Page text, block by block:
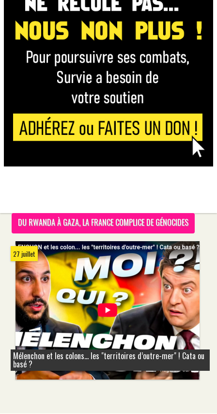
DU RWANDA À GAZA, LA FRANCE COMPLICE DE GÉNOCIDES
27 juillet
Mélenchon et les colons... les "territoires d’outre-mer" ! Cata ou
basé ?